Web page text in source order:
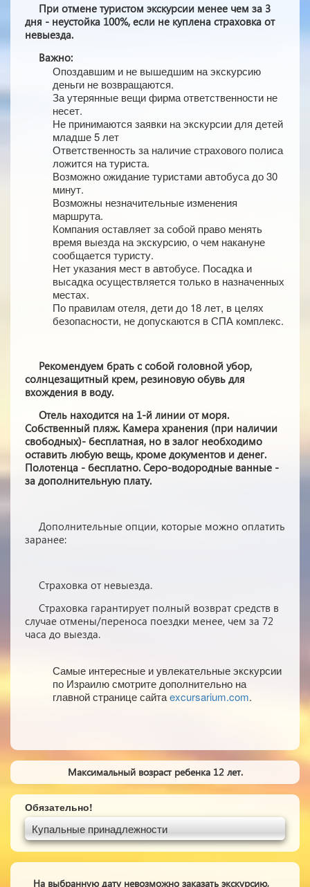
При отмене туристом экскурсии менее чем за 3
дня - неустойка 100%, если не куплена страховка от
невыезда.
Важно:
Опоздавшим и не вышедшим на экскурсию
деньги не возвращаются.
За утерянные вещи фирма ответственности не
несет.
Не принимаются заявки на экскурсии для детей
младше 5 лет
Ответственность за наличие страхового полиса
ложится на туриста.
Возможно ожидание туристами автобуса до 30
минут.
Возможны незначительные изменения
маршрута.
Компания оставляет за собой право менять
время выезда на экскурсию, о чем накануне
сообщается туристу.
Нет указания мест в автобуcе. Посадка и
высадка осуществляется только в назначенных
местах.
По правилам отеля, дети до 18 лет, в целях
безопасности, не допускаются в СПА комплекс.
Рекомендуем брать с собой головной убор,
солнцезащитный крем, резиновую обувь для
вхождения в воду.
Отель находится на 1-й линии от моря.
Собственный пляж. Камера хранения (при наличии
свободных)- бесплатная, но в залог необходимо
оставить любую вещь, кроме документов и денег.
Полотенца - бесплатно. Серо-водородные ванные -
за дополнительную плату.
Дополнительные опции, которые можно оплатить
заранее:
Страховка от невыезда.
Страховка гарантирует полный возврат средств в
случае отмены/переноса поездки менее, чем за 72
часа до выезда.
Самые интересные и увлекательные экскурсии
по Израилю смотрите дополнительно на
главной странице сайтаexcursarium.com.
Максимальный возраст ребенка 12 лет.
Обязательно!
Купальные принадлежности
На выбранную дату невозможно заказать экскурсию,